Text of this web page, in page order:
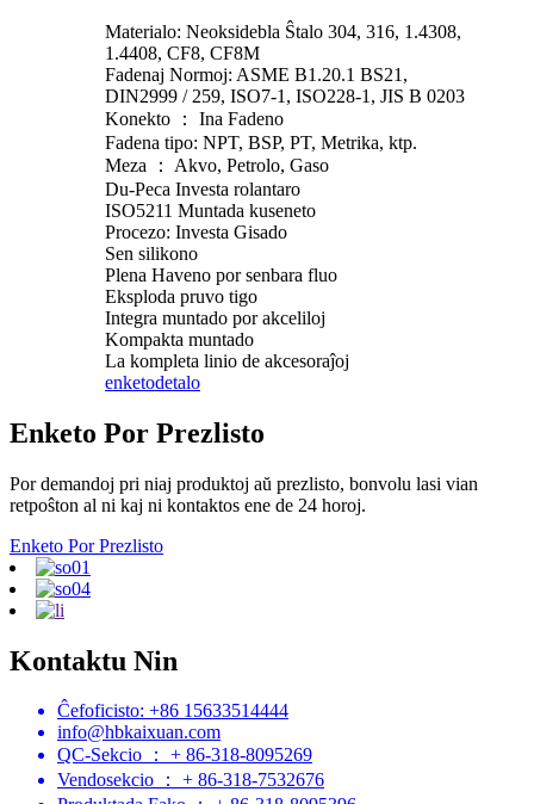
Materialo: Neoksidebla Ŝtalo 304, 316, 1.4308,
1.4408, CF8, CF8M
Fadenaj Normoj: ASME B1.20.1 BS21,
DIN2999 / 259, ISO7-1, ISO228-1, JIS B 0203
Konekto ： Ina Fadeno
Fadena tipo: NPT, BSP, PT, Metrika, ktp.
Meza ： Akvo, Petrolo, Gaso
Du-Peca Investa rolantaro
ISO5211 Muntada kuseneto
Procezo: Investa Gisado
Sen silikono
Plena Haveno por senbara fluo
Eksploda pruvo tigo
Integra muntado por akceliloj
Kompakta muntado
La kompleta linio de akcesoraĵoj
enketodetalo
Enketo Por Prezlisto
Por demandoj pri niaj produktoj aŭ prezlisto, bonvolu lasi vian
retpoŝton al ni kaj ni kontaktos ene de 24 horoj.
Enketo Por Prezlisto
Kontaktu Nin
Ĉefoficisto: +86 15633514444
info@hbkaixuan.com
QC-Sekcio ： + 86-318-8095269
Vendosekcio ： + 86-318-7532676